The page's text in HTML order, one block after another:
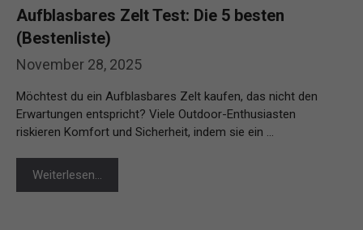
November 28, 2025
Aufblasbares Zelt Test: Die 5 besten
(Bestenliste)
Möchtest du ein Aufblasbares Zelt kaufen, das nicht den
Erwartungen entspricht? Viele Outdoor-Enthusiasten
riskieren Komfort und Sicherheit, indem sie ein …
Weiterlesen…